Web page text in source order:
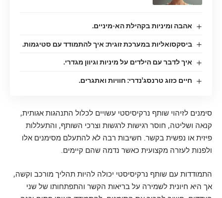
אהבה ומיניות בקהילת הא-מיניים.
ביסקסואליות במערכת זוגית: איך להתמודד עם סטיגמות.
איך לדבר עם הילדים על מיניות וגיוון מגדרי.
חיים כזוג טרנסג'נדרי: חוויות ואתגרים.
סימנים לזיהוי שותף נרקיסיסטי עשויים לכלול התנהגות אגותית,
קנאה ושליטה, חוסר רגישות לרגשות וצרכי השותף, והתעללות
פיזית או נפשית בקשר. חשיבות רבה לא להתעלם מסימנים אלו
ולפנות לעזרה מקצועית כאשר נדמה שהם קיימים.
התמודדות עם שותף נרקיסיסטי יכולה להיות תהליך מורכב וקשה,
אך היא חיונית לשמירה על בריאות הקשר והתפתחותו של שני